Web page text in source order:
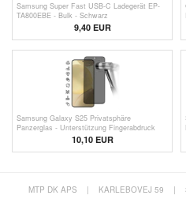
Samsung Super Fast USB-C Ladegerät EP-
TA800EBE - Bulk - Schwarz
9,40EUR
Samsung Galaxy S25 Privatsphäre
Panzerglas - Unterstützung Fingerabdruck
entsperren - Schwarzer Rand
10,10 EUR
MTP DK APS | KARLEBOVEJ 59 |